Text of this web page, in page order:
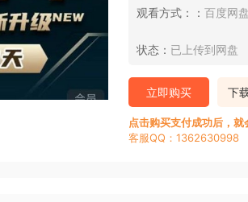
观看方式：： 百度网
状态： 已上传到网盘
下
立即购买
点击购买支付成功后，
客服QQ：1362630998